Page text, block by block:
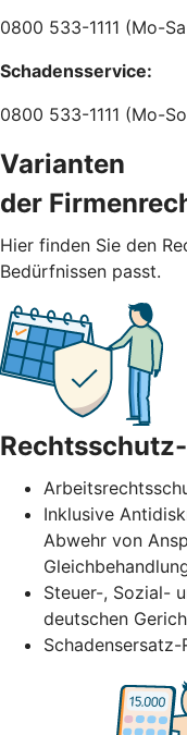
0800 533-1111 (Mo-
Schadensservice:
0800 533-1111 (Mo-
Varianten
der
Hier finden Sie den
Bedürfnissen passt.
Inklusive
Abwehr von
Steuer-, Sozial-
deutschen